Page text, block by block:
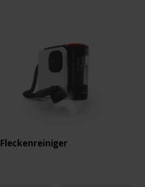
Fleckenreiniger